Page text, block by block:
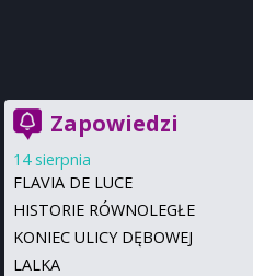
Zapowiedzi
14 sierpnia
FLAVIA DE LUCE
HISTORIE RÓWNOLEGŁE
KONIEC ULICY DĘBOWEJ
LALKA